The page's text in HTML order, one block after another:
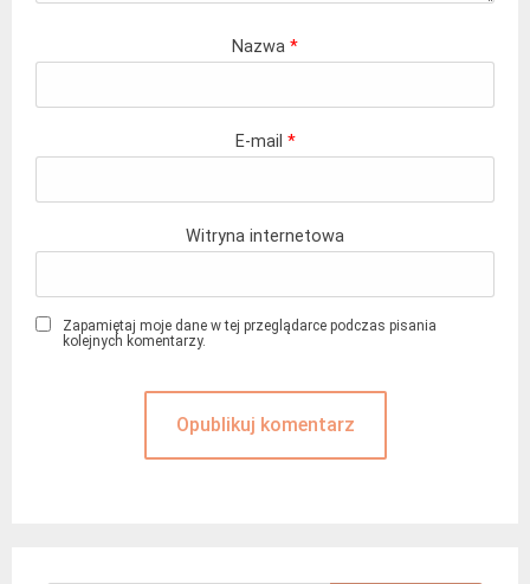
Nazwa *
E-mail *
Witryna internetowa
Zapamiętaj moje dane w tej przeglądarce podczas pisania
kolejnych komentarzy.